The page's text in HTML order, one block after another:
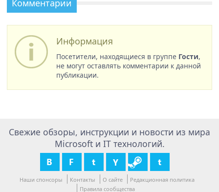
Комментарии
Информация
Посетители, находящиеся в группе Гости,
не могут оставлять комментарии к данной
публикации.
Свежие обзоры, инструкции и новости из мира
Microsoft и IT технологий.
Наши спонсоры Контакты О сайте
Редакционная политика
Правила сообщества